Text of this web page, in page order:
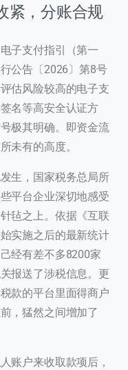
紧，分账合规
子支付指引（第一
公告〔2026〕第8号
估风险较高的电子支
名等高安全认证方
极其明确。即资金流
未有的高度。
生，国家税务总局所
平台企业深切地感受
毡之上。依据《互联
实施之后的最新统计
经有差不多8200家
报送了涉税信息。更
款的平台里面得商户
，猛然之间增加了
账户来收取款项后，